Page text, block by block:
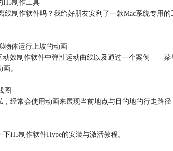
H5制作工具
线制作软件吗？我给好朋友安利了一款Mac系统专
物体运行上坡的动画
动效制作软件中弹性运动曲线以及通过一个案例——
。
图
经常会使用动画来展现当前地点与目的地的行走路径
H5制作软件Hype的安装与激活教程。